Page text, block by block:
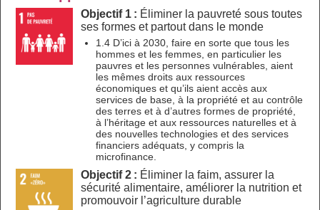
Objectif 1 : Éliminer la pauvreté sous toutes
ses formes et partout dans le monde
1.4 D’ici à 2030, faire en sorte que tous les
hommes et les femmes, en particulier les
pauvres et les personnes vulnérables, aient
les mêmes droits aux ressources
économiques et qu’ils aient accès aux
services de base, à la propriété et au contrôle
des terres et à d’autres formes de propriété,
à l’héritage et aux ressources naturelles et à
des nouvelles technologies et des services
financiers adéquats, y compris la
microfinance.
Objectif 2 : Éliminer la faim, assurer la
sécurité alimentaire, améliorer la nutrition et
promouvoir l’agriculture durable